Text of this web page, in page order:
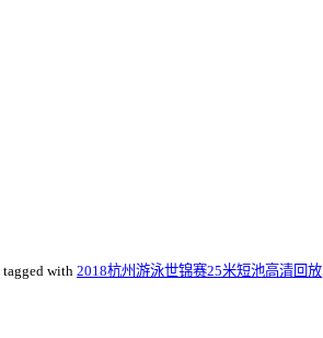
tagged with 2018杭州游泳世锦赛25米短池高清回放